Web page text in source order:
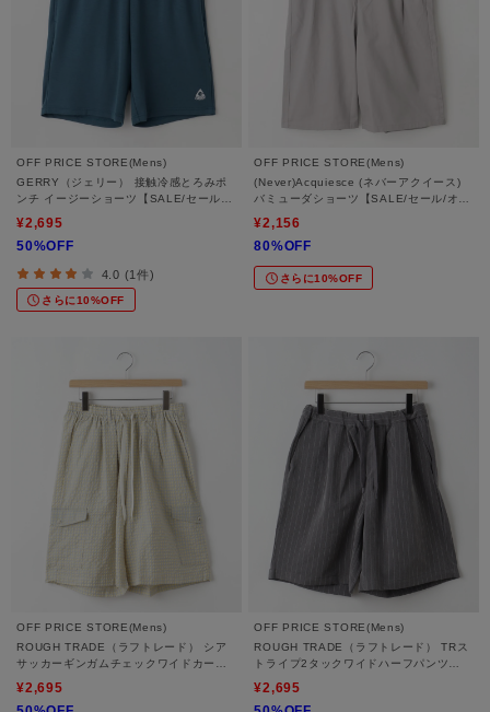
OFF PRICE STORE(Mens)
GERRY（ジェリー） 接触冷感とろみポ
ンチ イージーショーツ【SALE/セール/
ンド/スポーティースタイル/ユニセック
ス】
¥2,695
50%OFF
4.0 (1件)
さらに10%OFF
OFF PRICE STORE(Mens)
(Never)Acquiesce (ネバーアクイース)
バミューダショーツ【SALE/セール/オフ
ド】
¥2,156
80%OFF
さらに10%OFF
OFF PRICE STORE(Mens)
ROUGH TRADE（ラフトレード） シア
サッカーギンガムチェックワイドカーゴ
ハーフパンツ
¥2,695
OFF PRICE STORE(Mens)
ROUGH TRADE（ラフトレード） TRス
トライプ2タックワイドハーフパンツ
【SALE/セール/オフプライス/カジュア
ル/デイリー/トレンド】
¥2,695